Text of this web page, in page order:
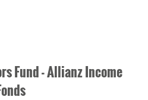
Fund - Allianz Income